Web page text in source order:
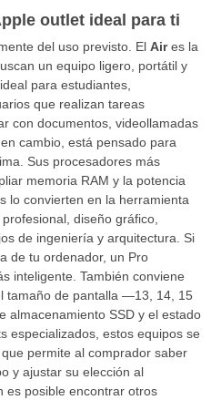
outlet ideal para ti
del uso previsto. El Aires la
un equipo ligero, portátil y
para estudiantes,
que realizan tareas
con documentos, videollamadas
cambio, está pensado para
Sus procesadores más
memoria RAM y la potencia
lo convierten en la herramienta
diseño gráfico,
de ingeniería y arquitectura. Si
de tu ordenador, un Pro
inteligente. También conviene
tamaño de pantalla —13, 14, 15
SSD y el estado
especializados, estos equipos se
permite al comprador saber
y ajustar su elección al
es posible encontrar otros